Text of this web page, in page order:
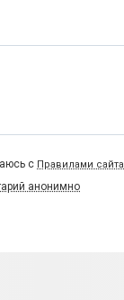
с Правилами сайта
анонимно